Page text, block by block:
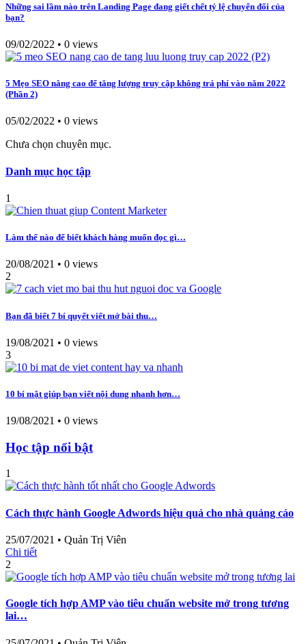
Những sai lầm nào trên Landing Page đang giết chết tỷ lệ chuyển đổi của
bạn?
09/02/2022 • 0 views
5 Mẹo SEO nâng cao để tăng lượng truy cập không trả phí vào năm 2022
(Phần 2)
05/02/2022 • 0 views
Chưa chọn chuyên mục.
Danh mục học tập
1
Làm thế nào để biết khách hàng muốn đọc gì…
20/08/2021 • 0 views
2
Bạn đã biết 7 bí quyết viết mở bài thu…
19/08/2021 • 0 views
3
10 bí mật giúp bạn viết nội dung nhanh hơn…
19/08/2021 • 0 views
Học tập nổi bật
1
Cách thực hành Google Adwords hiệu quả cho nhà quảng cáo
25/07/2021 • Quản Trị Viên
Chi tiết
2
Google tích hợp AMP vào tiêu chuẩn website mở trong tương
lai…